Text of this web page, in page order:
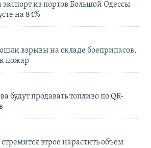
экспорт из портов Большой Одессы
на 84%
взрывы на складе боеприпасов,
пожар
будут продавать топливо по QR-
втрое нарастить объем